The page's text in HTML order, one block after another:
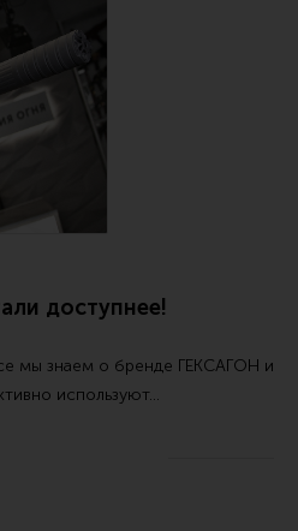
доступнее!
мы знаем о бренде ГЕКСАГОН и
используют…